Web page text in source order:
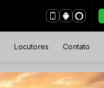
Locutores Contato